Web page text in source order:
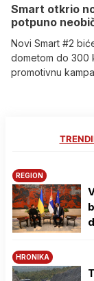
Smart otkrio
potpuno
Novi Smart #2
dometom do 300
promotivnu
REGION
HRONIKA